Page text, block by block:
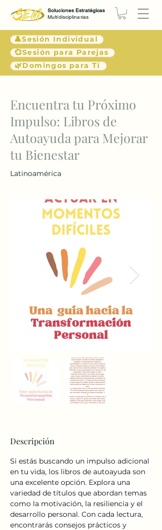
👤Sesión Individual
💞Sesión para Parejas
🌿Domingos para Tí
Soluciones Estratégicas
Multidisciplinarias
< Atrás
Encuentra tu Próximo
Impulso: Libros de
Autoayuda para Mejorar
tu Bienestar
Latinoamérica
Descripción
Si estás buscando un impulso adicional
en tu vida, los libros de autoayuda son
una excelente opción. Explora una
variedad de títulos que abordan temas
como la motivación, la resiliencia y el
desarrollo personal. Con cada lectura,
encontrarás consejos prácticos y